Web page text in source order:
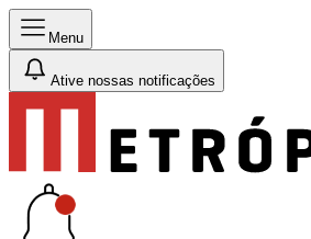
Menu
Ative nossas notificações